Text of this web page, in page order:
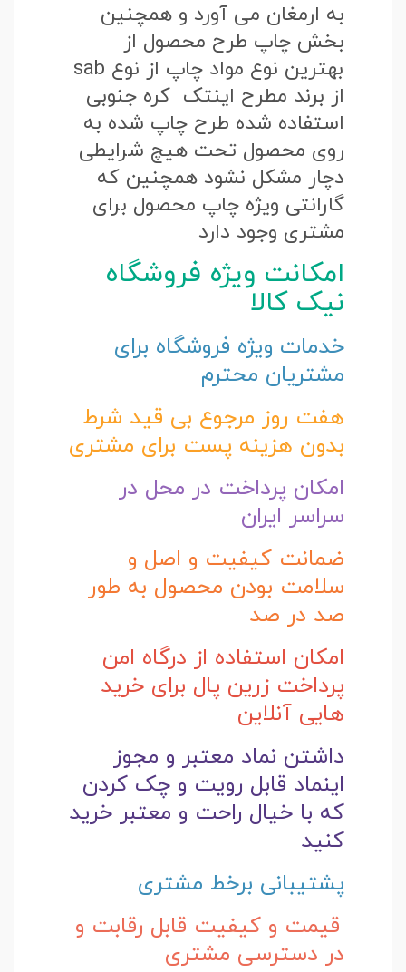
به ارمغان می آورد و همچنین
بخش چاپ طرح محصول از
بهترین نوع مواد چاپ از نوع sab
از برند مطرح اینتک کره جنوبی
استفاده شده طرح چاپ شده به
روی محصول تحت هیچ شرایطی
دچار مشکل نشود همچنین که
گارانتی ویژه چاپ محصول برای
مشتری وجود دارد
امکانت ویژه فروشگاه
نیک کالا
خدمات ویژه فروشگاه برای
مشتریان محترم
هفت روز مرجوع بی قید شرط
بدون هزینه پست برای مشتری
امکان پرداخت در محل در
سراسر ایران
ضمانت کیفیت و اصل و
سلامت بودن محصول به طور
صد در صد
امکان استفاده از درگاه امن
پرداخت زرین پال برای خرید
هایی آنلاین
داشتن نماد معتبر و مجوز
اینماد قابل رویت و چک کردن
که با خیال راحت و معتبر خرید
کنید
پشتیبانی برخط مشتری
قیمت و کیفیت قابل رقابت و
در دسترسی مشتری